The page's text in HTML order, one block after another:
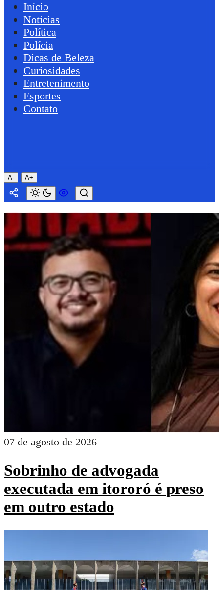
Início
Notícias
Política
Polícia
Dicas de Beleza
Curiosidades
Entretenimento
Esportes
Contato
A- A+
07 de agosto de 2026
Sobrinho de advogada
executada em itororó é preso
em outro estado